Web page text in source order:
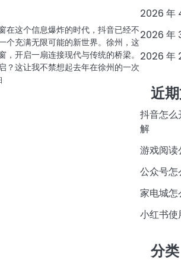
在这个信息爆炸的时代，抖音已经不
个充满无限可能的新世界。徐州，这
开启一扇连接现代与传统的桥梁。
？这让我不禁想起去年在徐州的一次
2026 年
2026 年
2026 年
近
抖音怎
解
游戏阅
公众号
家电城
小红书
分类